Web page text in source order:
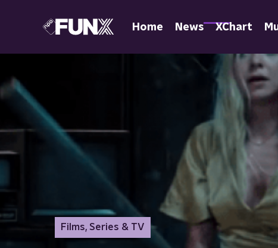
Home News XChart
Films, Series & TV